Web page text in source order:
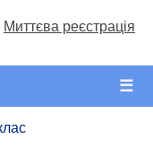
Миттєва реєстрація
☰